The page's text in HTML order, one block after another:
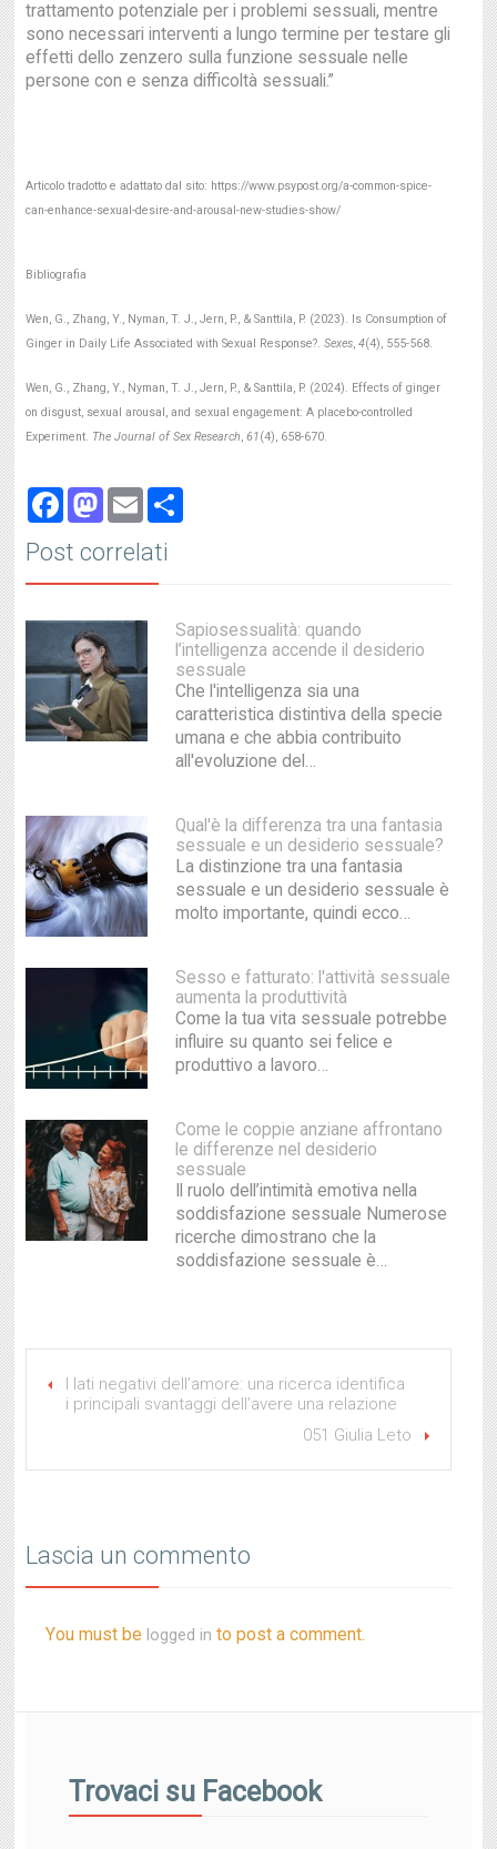
trattamento potenziale per i problemi sessuali, mentre
sono necessari interventi a lungo termine per testare gli
effetti dello zenzero sulla funzione sessuale nelle
persone con e senza difficoltà sessuali.”
Articolo tradotto e adattato dal sito: https://www.psypost.org/a-common-spice-
can-enhance-sexual-desire-and-arousal-new-studies-show/
Bibliografia
Wen, G., Zhang, Y., Nyman, T. J., Jern, P., & Santtila, P. (2023). Is Consumption of
Ginger in Daily Life Associated with Sexual Response?.Sexes,4(4), 555-568.
Wen, G., Zhang, Y., Nyman, T. J., Jern, P., & Santtila, P. (2024). Effects of ginger
on disgust, sexual arousal, and sexual engagement: A placebo-controlled
Experiment. The Journal of Sex Research,61(4), 658-670.
Facebook
Mastodon
Email
Post correlati
Sapiosessualità: quando
l’intelligenza accende il desiderio
sessuale
Che l'intelligenza sia una
caratteristica distintiva della specie
umana e che abbia contribuito
all'evoluzione del…
Qual'è la differenza tra una fantasia
sessuale e un desiderio sessuale?
La distinzione tra una fantasia
sessuale e un desiderio sessuale è
molto importante, quindi ecco…
Sesso e fatturato: l'attività sessuale
aumenta la produttività
Come la tua vita sessuale potrebbe
influire su quanto sei felice e
produttivo a lavoro…
Come le coppie anziane affrontano
le differenze nel desiderio
sessuale
Il ruolo dell’intimità emotiva nella
soddisfazione sessuale Numerose
ricerche dimostrano che la
soddisfazione sessuale è…
I lati negativi dell’amore: una ricerca identifica
i principali svantaggi dell’avere una relazione
051 Giulia Leto
Lascia un commento
You must be logged in to post a comment.
Trovaci su Facebook